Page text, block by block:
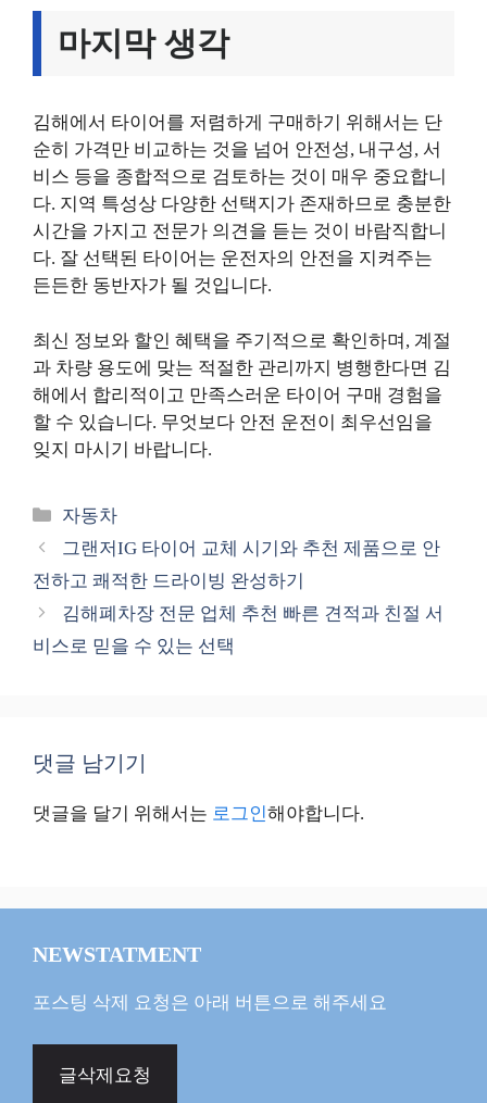
마지막 생각
김해에서 타이어를 저렴하게 구매하기 위해서는 단
순히 가격만 비교하는 것을 넘어 안전성, 내구성, 서
비스 등을 종합적으로 검토하는 것이 매우 중요합니
다. 지역 특성상 다양한 선택지가 존재하므로 충분한
시간을 가지고 전문가 의견을 듣는 것이 바람직합니
다. 잘 선택된 타이어는 운전자의 안전을 지켜주는
든든한 동반자가 될 것입니다.
최신 정보와 할인 혜택을 주기적으로 확인하며, 계절
과 차량 용도에 맞는 적절한 관리까지 병행한다면 김
해에서 합리적이고 만족스러운 타이어 구매 경험을
할 수 있습니다. 무엇보다 안전 운전이 최우선임을
잊지 마시기 바랍니다.
카
테
리
자동차
그랜저IG 타이어 교체 시기와 추천 제품으로 안
전하고 쾌적한 드라이빙 완성하기
김해폐차장 전문 업체 추천 빠른 견적과 친절 서
비스로 믿을 수 있는 선택
댓글 남기기
댓글을 달기 위해서는 로그인해야합니다.
NEWSTATMENT
포스팅 삭제 요청은 아래 버튼으로 해주세요
글삭제요청